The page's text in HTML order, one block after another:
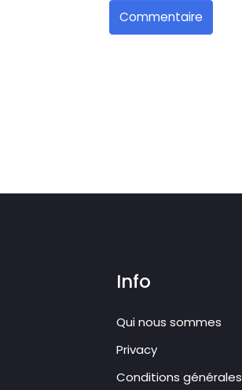
Commentaire
Info
Qui nous sommes
Privacy
Conditions générales